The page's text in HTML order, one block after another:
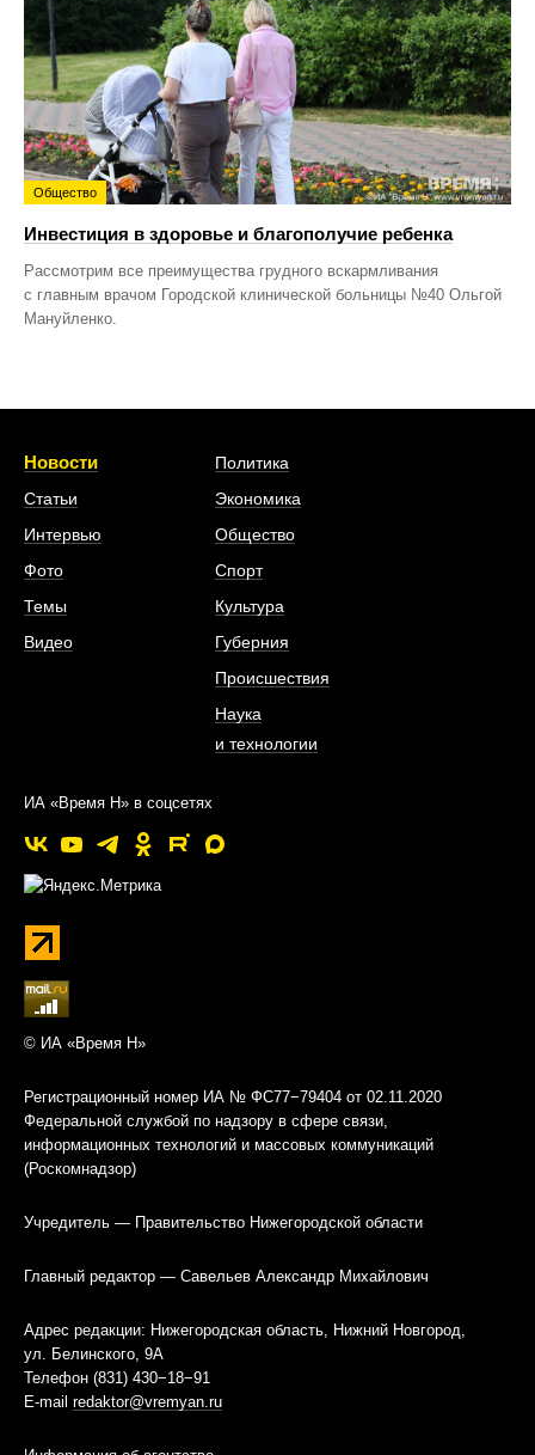
Общество
Инвестиция в здоровье и благополучие ребенка
Рассмотрим все преимущества грудного вскармливания
с главным врачом Городской клинической больницы №40 Ольгой
Мануйленко.
Новости
Статьи
Интервью
Фото
Темы
Видео
Политика
Экономика
Общество
Спорт
Культура
Губерния
Происшествия
Наука
и технологии
ИА «Время Н» в соцсетях
© ИА «Время Н»
Регистрационный номер ИА № ФС77−79404 от 02.11.2020
Федеральной службой по надзору в сфере связи,
информационных технологий и массовых коммуникаций
(Роскомнадзор)
Учредитель — Правительство Нижегородской области
Главный редактор — Савельев Александр Михайлович
Адрес редакции: Нижегородская область, Нижний Новгород,
ул. Белинского, 9А
Телефон (831) 430−18−91
E-mail redaktor@vremyan.ru